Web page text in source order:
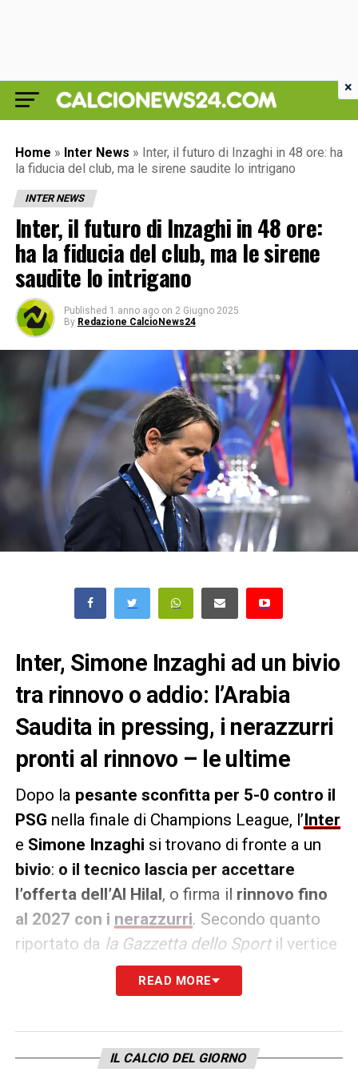
Home » Inter News » Inter, il futuro di Inzaghi in 48 ore: ha
la fiducia del club, ma le sirene saudite lo intrigano
INTER NEWS
Inter, il futuro di Inzaghi in 48 ore:
ha la fiducia del club, ma le sirene
saudite lo intrigano
Published 1 anno ago on 2 Giugno 2025
By Redazione CalcioNews24
Inter, Simone Inzaghi ad un bivio
tra rinnovo o addio: l’Arabia
Saudita in pressing, i nerazzurri
pronti al rinnovo – le ultime
Dopo la pesante sconfitta per 5-0 contro il
PSG nella finale di Champions League, l’Inter
e Simone Inzaghi si trovano di fronte a un
bivio: o il tecnico lascia per accettare
l’offerta dell’Al Hilal, o firma il rinnovo fino
al 2027 con i nerazzurri. Secondo quanto
riportato da la Gazzetta dello Sportil vertice
decisivo è atteso entro domani, ma
carico di incertezza. Il contratto con il club
presenza del presidente dell’Al Hilal a
READ MORE
IL CALCIO DEL GIORNO
×